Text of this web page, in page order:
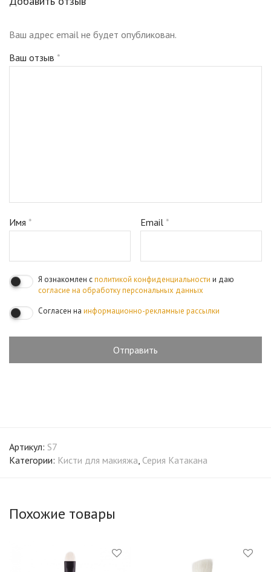
Ваш адрес email не будет опубликован.
Ваш отзыв *
Имя * Email*
Я ознакомлен сполитикой конфиденциальности и даю
согласие на обработку персональных данных
Согласен на информационно-рекламные рассылки
Артикул: S7
Категории: Кисти для макияжа Серия Катакана
Похожие товары